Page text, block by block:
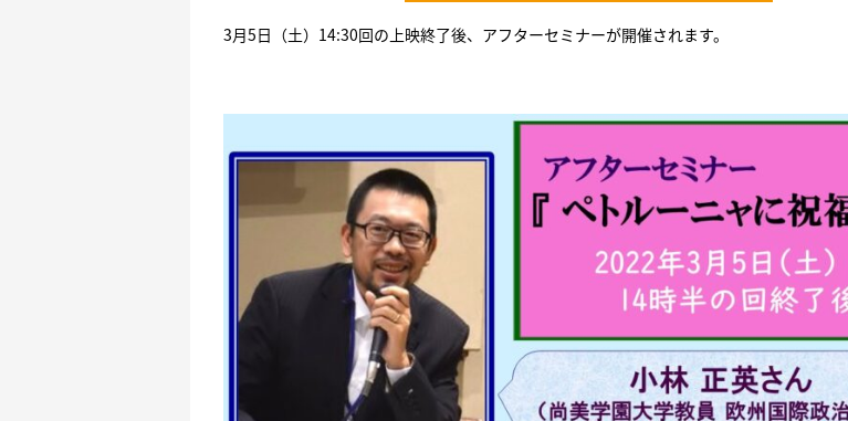
3月5日（土）14:30回の上映終了後、アフターセミナーが開催されます。